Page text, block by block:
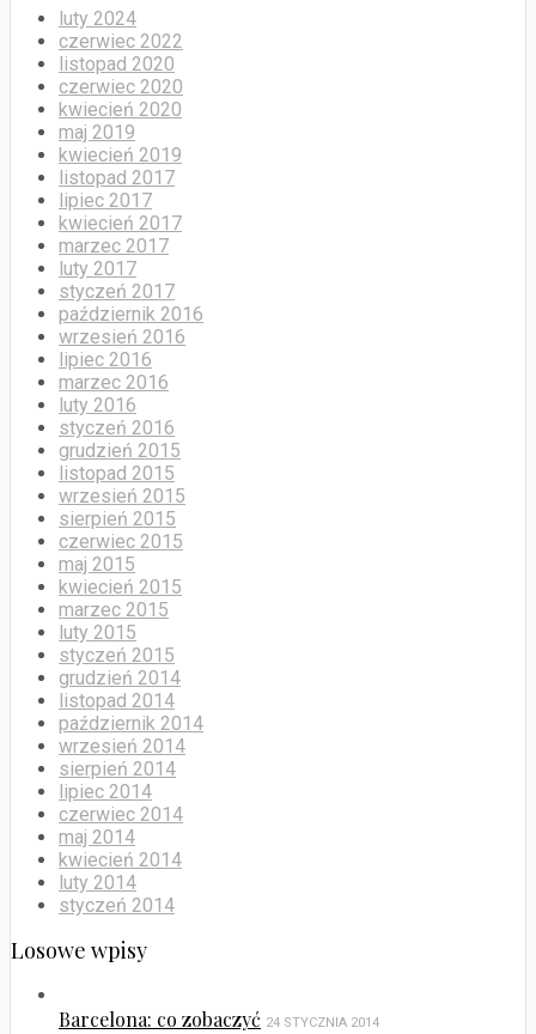
luty 2024
czerwiec 2022
listopad 2020
czerwiec 2020
kwiecień 2020
maj 2019
kwiecień 2019
listopad 2017
lipiec 2017
kwiecień 2017
marzec 2017
luty 2017
styczeń 2017
październik 2016
wrzesień 2016
lipiec 2016
marzec 2016
luty 2016
styczeń 2016
grudzień 2015
listopad 2015
wrzesień 2015
sierpień 2015
czerwiec 2015
maj 2015
kwiecień 2015
marzec 2015
luty 2015
styczeń 2015
grudzień 2014
listopad 2014
październik 2014
wrzesień 2014
sierpień 2014
lipiec 2014
czerwiec 2014
maj 2014
kwiecień 2014
luty 2014
styczeń 2014
Losowe wpisy
Barcelona: co zobaczyć 24 STYCZNIA 2014